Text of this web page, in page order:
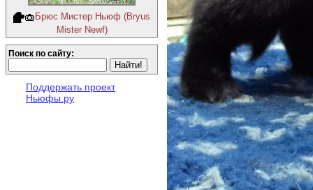
Брюс Мистер Ньюф (Bryus
Mister Newf)
Поиск по сайту:
Поддержать проект
Ньюфы.ру